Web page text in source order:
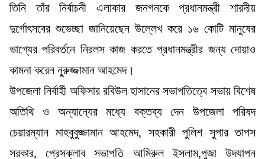
তিনি তাঁর নির্বাচনী এলাকার জনগনকে প্রধানমন্ত্রী শারদীয়
দুর্গোৎসবের শুভেচ্ছা জানিয়েছেন উল্লেখ করে ১৬ কোটি মানুষের
ভাগ্যের পরিবর্তনে নিরলস কাজ করতে প্রধানমন্ত্রীর জন্য দোয়াও
কামনা করেন নুুরুজ্জামান আহমেদ।
উপজেলা নির্বার্হী অফিসার রবিউল হাসানের সভাপতিত্বে সভায় বিশেষ
অতিথি ও অন্যান্যের মধ্যে বক্তব্য দেন উপজেলা পরিষদ
চেয়ারম্যান মাহবুবুজ্জামান আহমেদ, সহকারী পুলিশ সুপার তাপস
সরকার, প্রেসক্লাব সভাপতি আমিরুল ইসলাম,পুজা উদযাপন